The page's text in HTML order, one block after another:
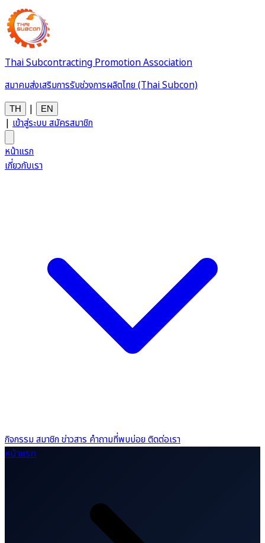
Thai Subcontracting Promotion Association
สมาคมส่งเสริมการรับช่วงการผลิตไทย (Thai Subcon)
TH | EN
| เข้าสู่ระบบสมัครสมาชิก
หน้าแรก
เกี่ยวกับเรา
กิจกรรมสมาชิกข่าวสารคำถามที่พบบ่อยติดต่อเรา
หน้าแรก